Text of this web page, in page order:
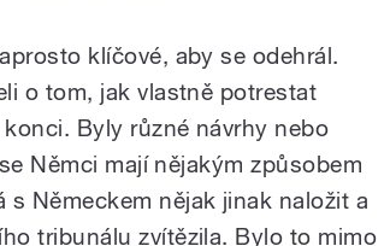
klíčové, aby se odehrál.
o tom, jak vlastně potrestat
Byly různé návrhy nebo
Němci mají nějakým způsobem
Německem nějak jinak naložit a
tribunálu zvítězila. Bylo to mimo